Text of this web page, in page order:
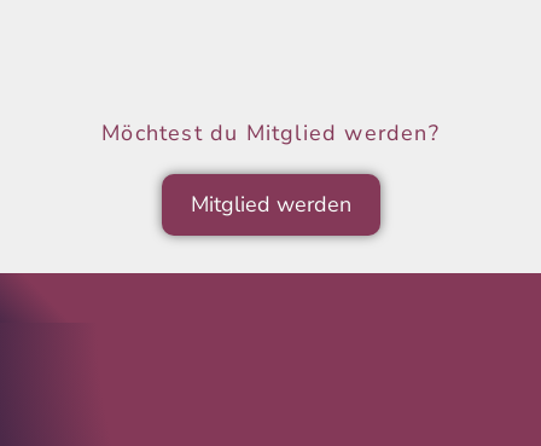
Möchtest du Mitglied werden?
Mitglied werden